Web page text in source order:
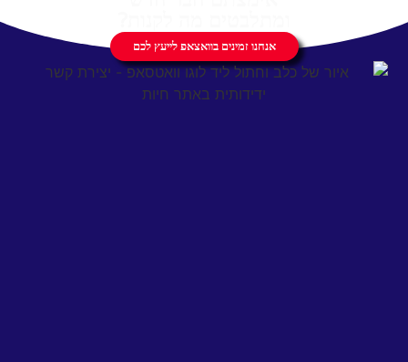
אנחנו זמינים בוואצאפ לייעץ לכם